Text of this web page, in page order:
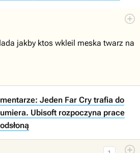
jakby ktos wkleil meska twarz na
Jeden Far Cry trafia do
Ubisoft rozpoczyna prace